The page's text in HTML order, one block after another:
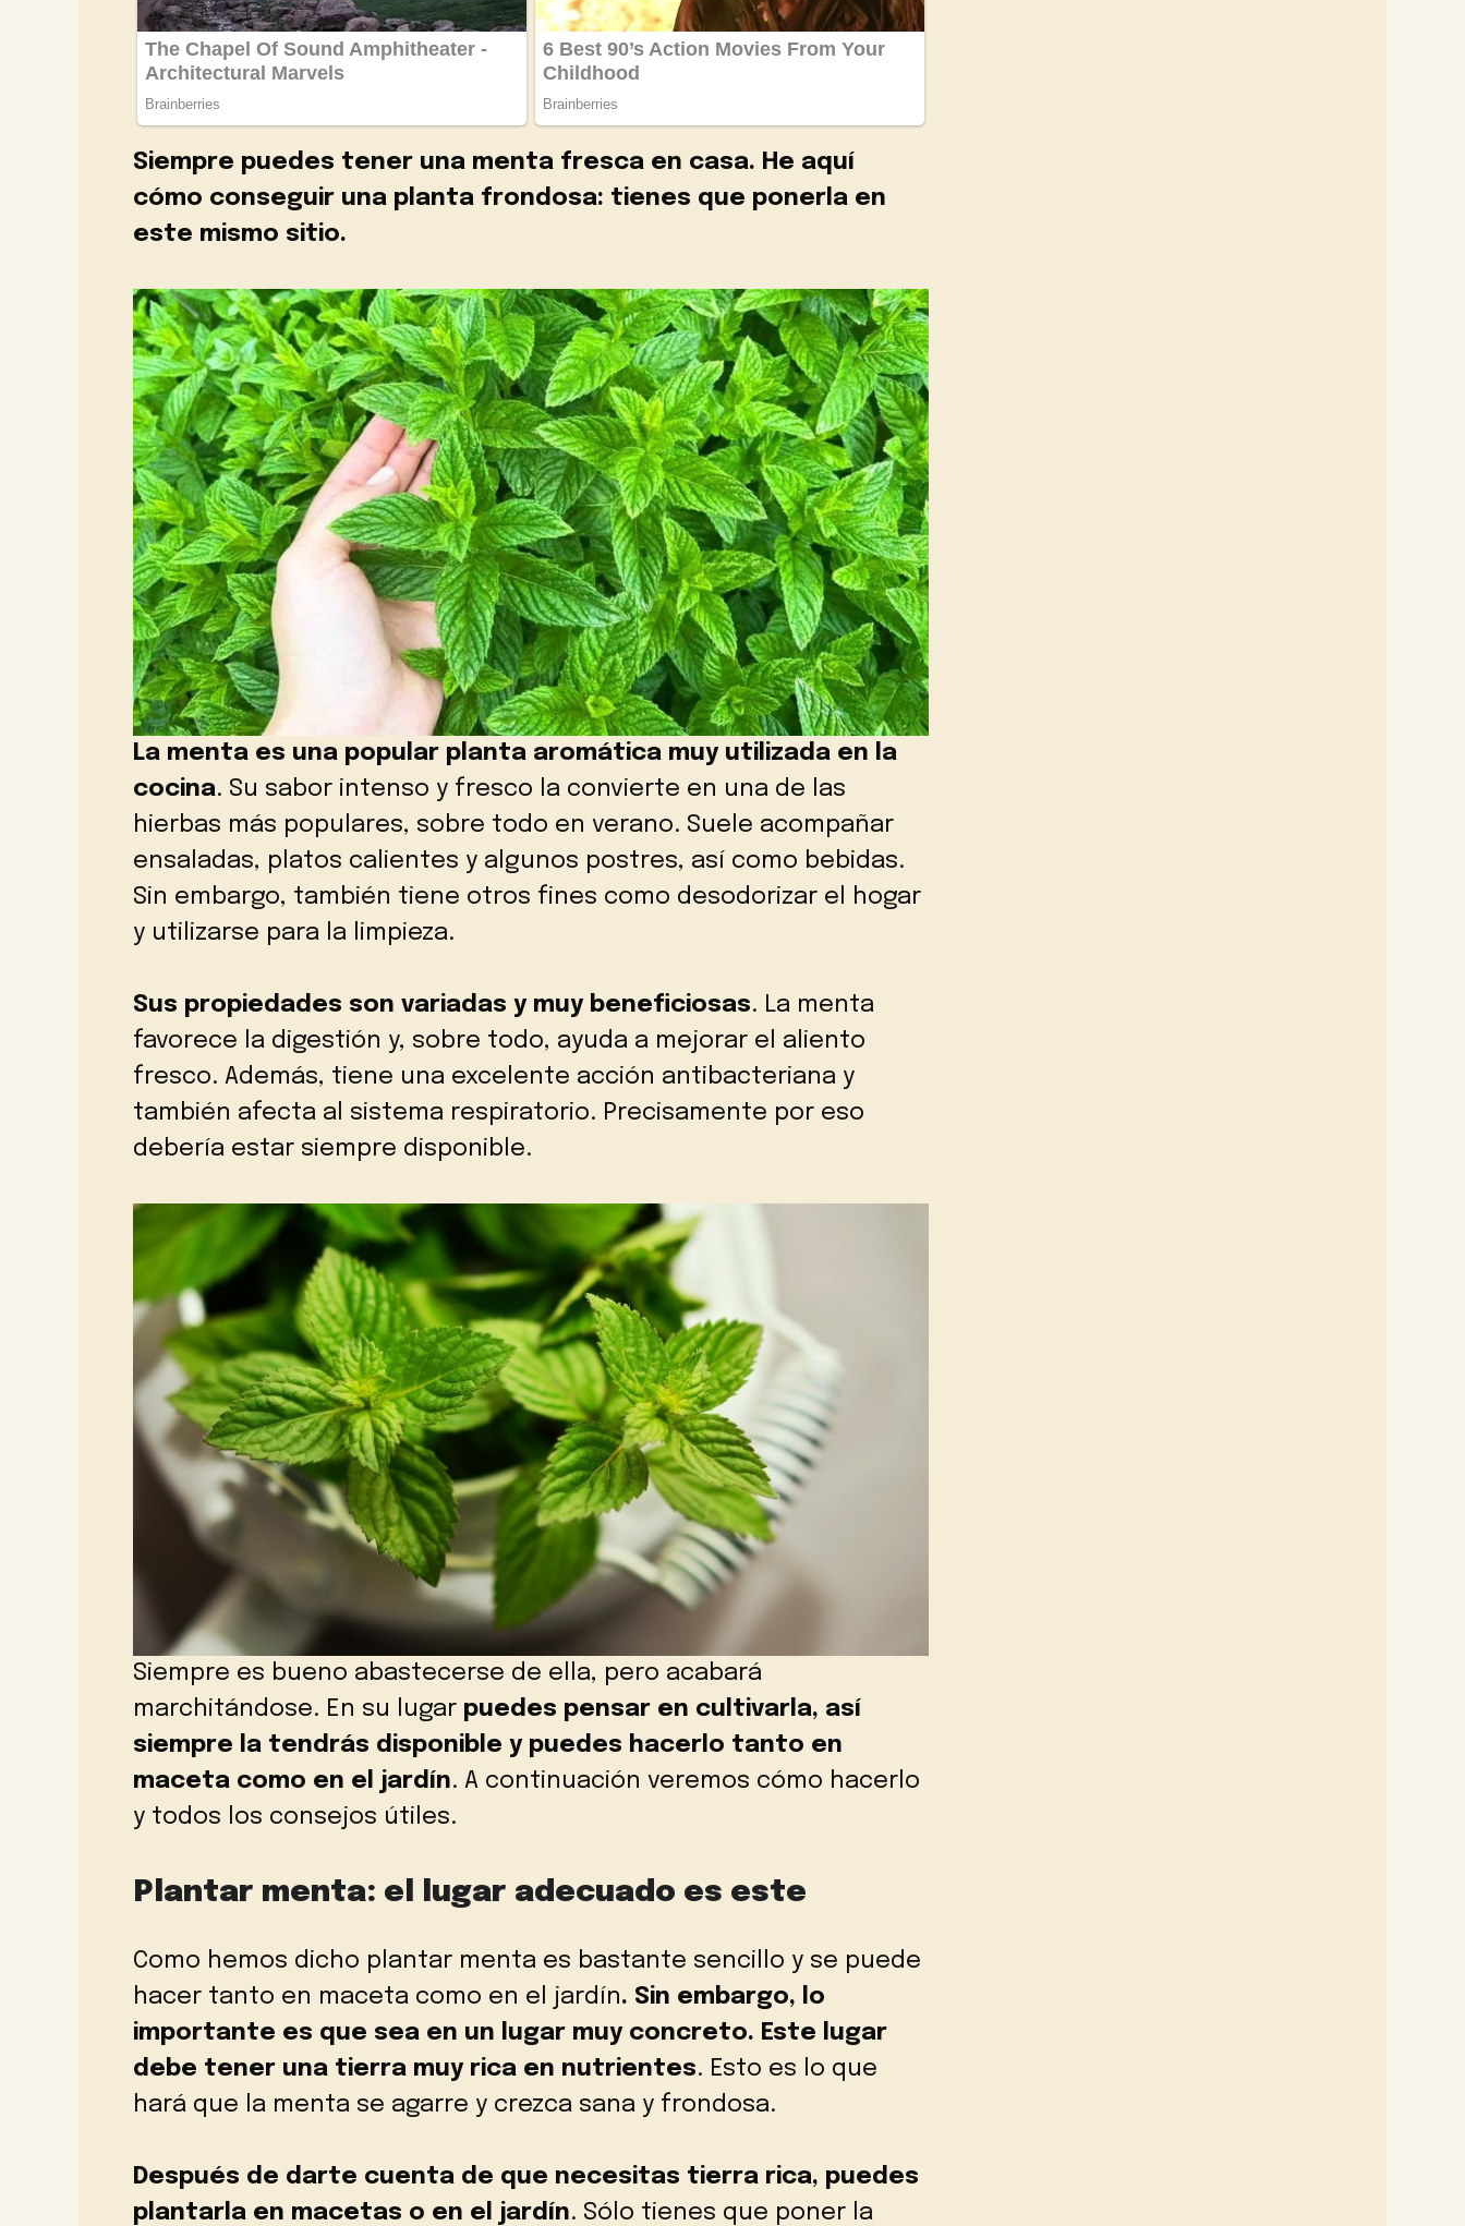
Siempre puedes tener una menta fresca en casa. He aquí
cómo conseguir una planta frondosa: tienes que ponerla en
este mismo sitio.
La menta es una popular planta aromática muy utilizada en la
cocina. Su sabor intenso y fresco la convierte en una de las
hierbas más populares, sobre todo en verano. Suele acompañar
ensaladas, platos calientes y algunos postres, así como bebidas.
Sin embargo, también tiene otros fines como desodorizar el hogar
y utilizarse para la limpieza.
Sus propiedades son variadas y muy beneficiosas. La menta
favorece la digestión y, sobre todo, ayuda a mejorar el aliento
fresco. Además, tiene una excelente acción antibacteriana y
también afecta al sistema respiratorio. Precisamente por eso
debería estar siempre disponible.
Siempre es bueno abastecerse de ella, pero acabará
marchitándose. En su lugar puedes pensar en cultivarla, así
siempre la tendrás disponible y puedes hacerlo tanto en
maceta como en el jardín. A continuación veremos cómo hacerlo
y todos los consejos útiles.
Plantar menta: el lugar adecuado es este
Como hemos dicho plantar menta es bastante sencillo y se puede
hacer tanto en maceta como en el jardín. Sin embargo, lo
importante es que sea en un lugar muy concreto. Este lugar
debe tener una tierra muy rica en nutrientes. Esto es lo que
hará que la menta se agarre y crezca sana y frondosa.
Después de darte cuenta de que necesitas tierra rica, puedes
plantarla en macetas o en el jardín. Sólo tienes que poner la